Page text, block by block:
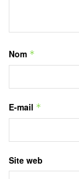
Nom *
E-mail *
Site web